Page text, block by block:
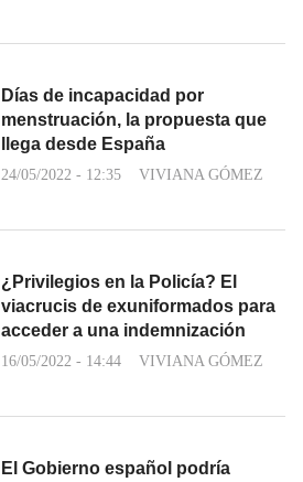
Días de incapacidad por
menstruación, la propuesta que
llega desde España
24/05/2022 - 12:35 VIVIANA GÓMEZ
¿Privilegios en la Policía? El
viacrucis de exuniformados para
acceder a una indemnización
16/05/2022 - 14:44 VIVIANA GÓMEZ
El Gobierno español podría